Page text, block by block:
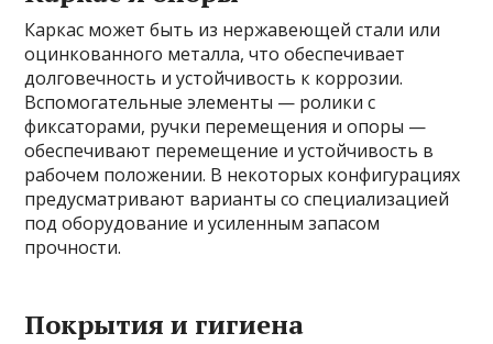
Каркас может быть из нержавеющей стали или
оцинкованного металла, что обеспечивает
долговечность и устойчивость к коррозии.
Вспомогательные элементы — ролики с
фиксаторами, ручки перемещения и опоры —
обеспечивают перемещение и устойчивость в
рабочем положении. В некоторых конфигурациях
предусматривают варианты со специализацией
под оборудование и усиленным запасом
прочности.
Покрытия и гигиена